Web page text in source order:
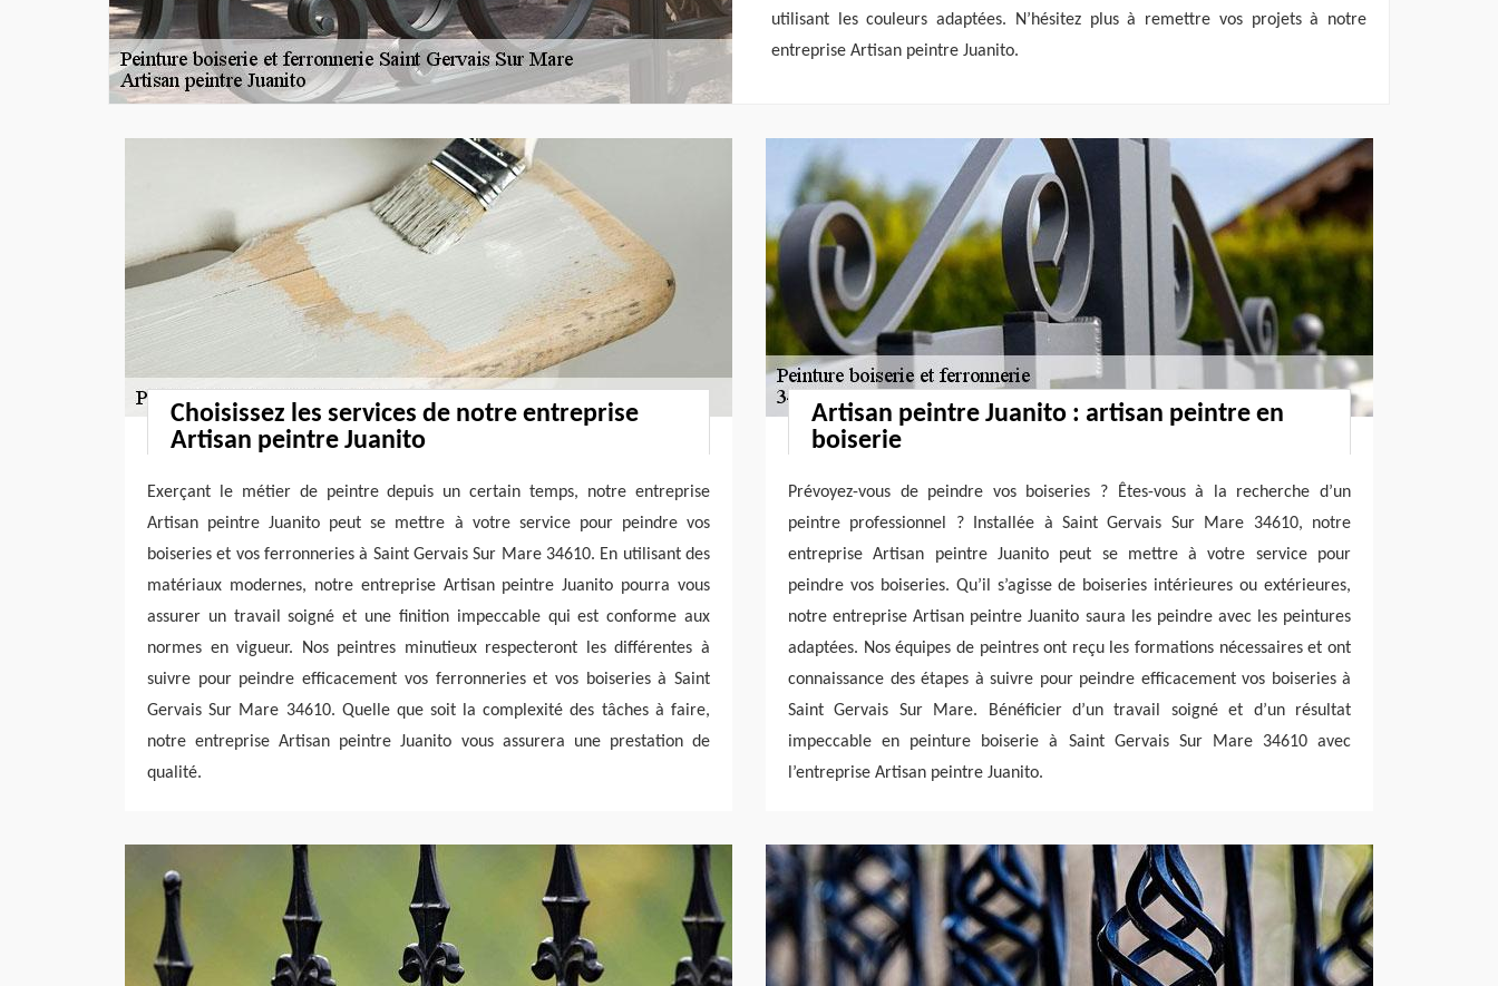
utilisant les couleurs adaptées. N’hésitez plus à remettre vos projets à notre
entreprise Artisan peintre Juanito.
Choisissez les services de notre entreprise
Artisan peintre Juanito
Exerçant le métier de peintre depuis un certain temps, notre entreprise
Artisan peintre Juanito peut se mettre à votre service pour peindre vos
boiseries et vos ferronneries à Saint Gervais Sur Mare 34610. En utilisant des
matériaux modernes, notre entreprise Artisan peintre Juanito pourra vous
assurer un travail soigné et une finition impeccable qui est conforme aux
normes en vigueur. Nos peintres minutieux respecteront les différentes à
suivre pour peindre efficacement vos ferronneries et vos boiseries à Saint
Gervais Sur Mare 34610. Quelle que soit la complexité des tâches à faire,
notre entreprise Artisan peintre Juanito vous assurera une prestation de
qualité.
Artisan peintre Juanito : artisan peintre en
boiserie
Prévoyez-vous de peindre vos boiseries ? Êtes-vous à la recherche d’un
peintre professionnel ? Installée à Saint Gervais Sur Mare 34610, notre
entreprise Artisan peintre Juanito peut se mettre à votre service pour
peindre vos boiseries. Qu’il s’agisse de boiseries intérieures ou extérieures,
notre entreprise Artisan peintre Juanito saura les peindre avec les peintures
adaptées. Nos équipes de peintres ont reçu les formations nécessaires et ont
connaissance des étapes à suivre pour peindre efficacement vos boiseries à
Saint Gervais Sur Mare. Bénéficier d’un travail soigné et d’un résultat
impeccable en peinture boiserie à Saint Gervais Sur Mare 34610 avec
l’entreprise Artisan peintre Juanito.